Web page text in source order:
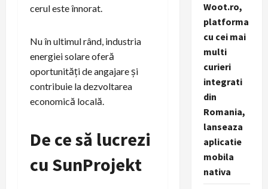
cerul este înnorat.
Nu în ultimul rând, industria
energiei solare oferă
oportunități de angajare și
contribuie la dezvoltarea
economică locală.
De ce să lucrezi
cu SunProjekt
Woot.ro,
platforma
cu cei mai
multi
curieri
integrati
din
Romania,
lanseaza
aplicatie
mobila
nativa